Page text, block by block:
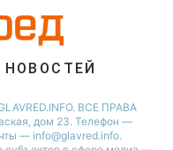
ВСЕ ПРАВА
дом 23. Телефон —
— info@glavred.info.